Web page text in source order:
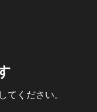
ください。